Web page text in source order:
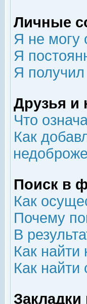
Личные
Я не могу
Я
Я
Друзья и
Что
Как
Поиск в
Как
Почему
В
Как найти
Как